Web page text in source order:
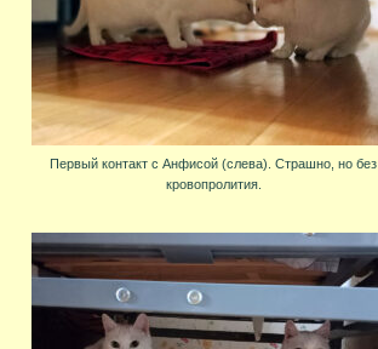
Первый контакт с Анфисой (слева). Страшно, но без
кровопролития.